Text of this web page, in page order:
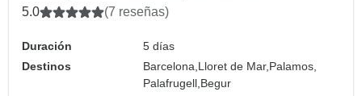
5.0 (7 reseñas)
Duración
5 días
Destinos
Barcelona,Lloret de Mar,Palamos,
Palafrugell,Begur